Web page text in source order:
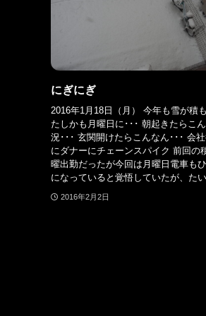
にぎにぎ
2016年1月18日（月） 今年も雪が積
たしかも月曜日に･･･ 朝起きたらこ
況･･･ 玄関開けたらこんなん･･･ 会
にダナーにチェーンスパイク 前回の
曜出勤だったが今回は月曜日電車も
になっていると覚悟していたが、たい
2016年2月2日